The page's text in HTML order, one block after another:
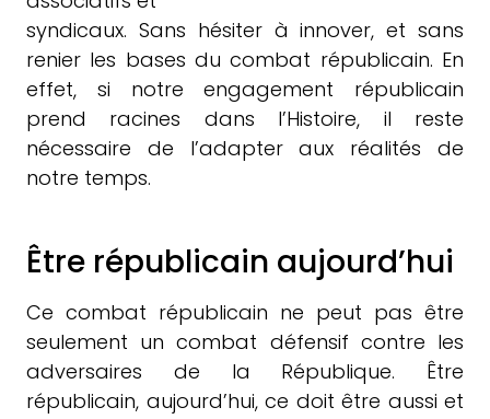
syndicaux. Sans hésiter à innover, et sans
renier les bases du combat républicain. En
effet, si notre engagement républicain
prend racines dans l’Histoire, il reste
nécessaire de l’adapter aux réalités de
notre temps.
Être républicain aujourd’hui
Ce combat républicain ne peut pas être
seulement un combat défensif contre les
adversaires de la République. Être
républicain, aujourd’hui, ce doit être aussi et